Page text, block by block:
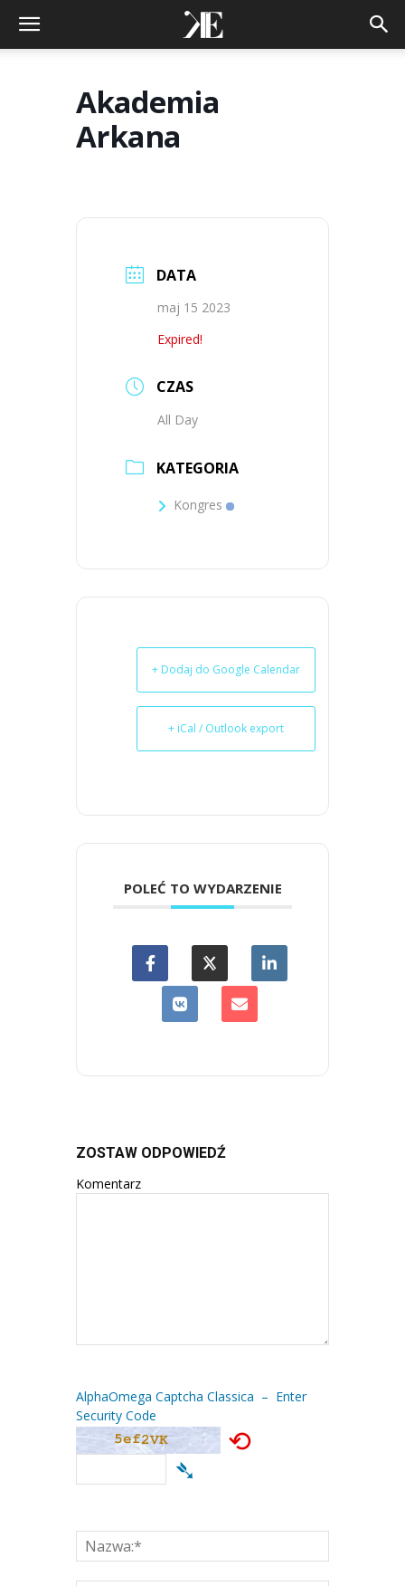
Akademia
Arkana
DATA
maj 15 2023
Expired!
CZAS
All Day
KATEGORIA
Kongres
+ Dodaj do Google Calendar
+ iCal / Outlook export
POLEĆ TO WYDARZENIE
ZOSTAW ODPOWIEDŹ
Komentarz
AlphaOmega Captcha Classica – Enter
Security Code
⟲
➴